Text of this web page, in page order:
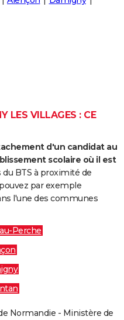
LES VILLAGES : CE
d'un candidat au
scolaire où il est
BTS à proximité de
par exemple
l'une des communes
Perche
Normandie - Ministère de